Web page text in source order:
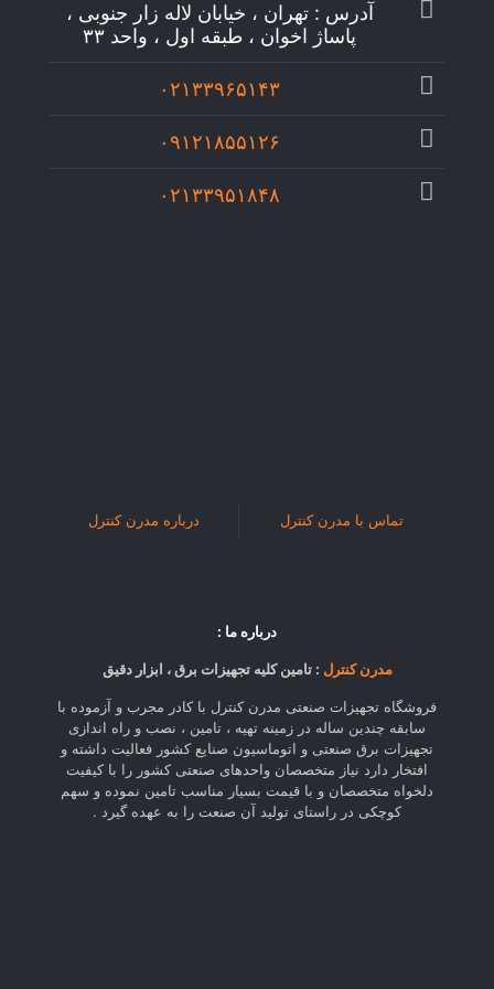
آدرس : تهران ، خیابان لاله زار جنوبی ،
پاساژ اخوان ، طبقه اول ، واحد ۳۳
۰۲۱۳۳۹۶۵۱۴۳
۰۹۱۲۱۸۵۵۱۲۶
۰۲۱۳۳۹۵۱۸۴۸
تماس با مدرن کنترل درباره مدرن کنترل
درباره ما :
مدرن کنترل : تامین کلیه تجهیزات برق ، ابزار دقیق
فروشگاه تجهیزات صنعتی مدرن کنترل با کادر مجرب و آزموده با
سابقه چندین ساله در زمینه تهیه ، تامین ، نصب و راه اندازی
تجهیزات برق صنعتی و اتوماسیون صنایع کشور فعالیت داشته و
افتخار دارد نیاز متخصصان واحدهای صنعتی کشور را با کیفیت
دلخواه متخصصان و با قیمت بسیار مناسب تامین نموده و سهم
کوچکی در راستای تولید آن صنعت را به عهده گیرد .